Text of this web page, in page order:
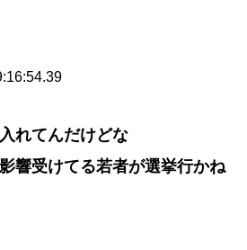
れてんだけどな
響受けてる若者が選挙行かね